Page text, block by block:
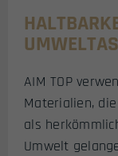
AIM TOP
Materialien,
als
Umwelt